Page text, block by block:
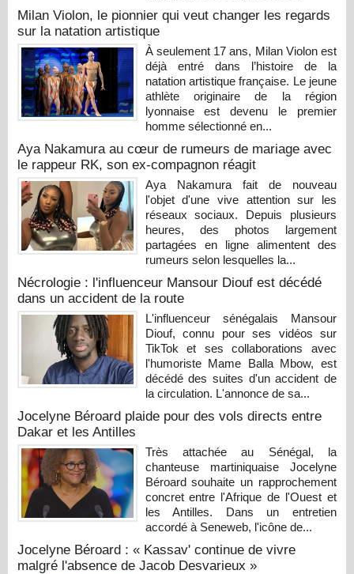
Milan Violon, le pionnier qui veut changer les regards
sur la natation artistique
À seulement 17 ans, Milan Violon est
déjà entré dans l’histoire de la
natation artistique française. Le jeune
athlète originaire de la région
lyonnaise est devenu le premier
homme sélectionné en...
Aya Nakamura au cœur de rumeurs de mariage avec
le rappeur RK, son ex-compagnon réagit
Aya Nakamura fait de nouveau
l'objet d'une vive attention sur les
réseaux sociaux. Depuis plusieurs
heures, des photos largement
partagées en ligne alimentent des
rumeurs selon lesquelles la...
Nécrologie : l'influenceur Mansour Diouf est décédé
dans un accident de la route
L'influenceur sénégalais Mansour
Diouf, connu pour ses vidéos sur
TikTok et ses collaborations avec
l'humoriste Mame Balla Mbow, est
décédé des suites d'un accident de
la circulation. L'annonce de sa...
Jocelyne Béroard plaide pour des vols directs entre
Dakar et les Antilles
Très attachée au Sénégal, la
chanteuse martiniquaise Jocelyne
Béroard souhaite un rapprochement
concret entre l'Afrique de l'Ouest et
les Antilles. Dans un entretien
accordé à Seneweb, l'icône de...
Jocelyne Béroard : « Kassav' continue de vivre
malgré l'absence de Jacob Desvarieux »